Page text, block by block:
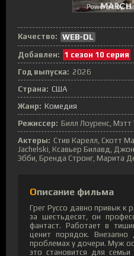
Качество: WEB-DL
Добавлен: 1 сезон 10 серия
Год выпуска: 2026
Страна: США
Жанр: Комедия
Режиссер: Билл Лоуренс, Мэтт
Актеры: Стив Карелл, Скотт
Jachelski, Ксавьер Билавд,
Эбби, Бренда Стронг, Марита
Описание фильма
Грег Руссо давно привык к
за шестьдесят, он
фантаст. Работает в
ценит порядок.
проблемах у дочери. Муж
это становится для